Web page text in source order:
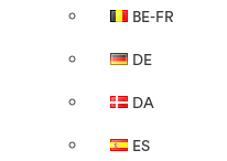
BE-FR
DE
DA
ES